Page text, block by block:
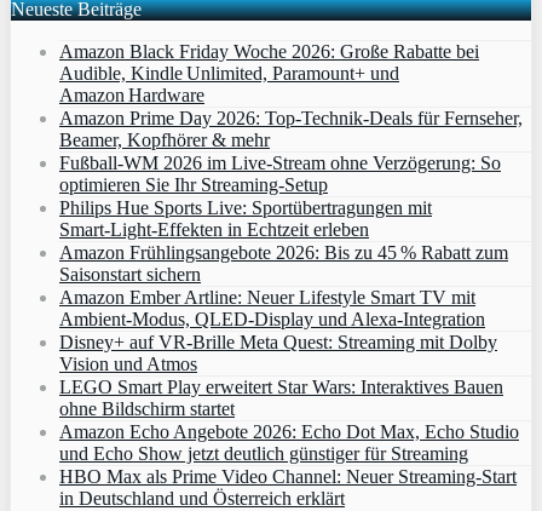
Neueste Beiträge
Amazon Black Friday Woche 2026: Große Rabatte bei
Audible, Kindle Unlimited, Paramount+ und
Amazon Hardware
Amazon Prime Day 2026: Top-Technik-Deals für Fernseher,
Beamer, Kopfhörer & mehr
Fußball-WM 2026 im Live-Stream ohne Verzögerung: So
optimieren Sie Ihr Streaming-Setup
Philips Hue Sports Live: Sportübertragungen mit
Smart‑Light‑Effekten in Echtzeit erleben
Amazon Frühlingsangebote 2026: Bis zu 45 % Rabatt zum
Saisonstart sichern
Amazon Ember Artline: Neuer Lifestyle Smart TV mit
Ambient‑Modus, QLED‑Display und Alexa‑Integration
Disney+ auf VR-Brille Meta Quest: Streaming mit Dolby
Vision und Atmos
LEGO Smart Play erweitert Star Wars: Interaktives Bauen
ohne Bildschirm startet
Amazon Echo Angebote 2026: Echo Dot Max, Echo Studio
und Echo Show jetzt deutlich günstiger für Streaming
HBO Max als Prime Video Channel: Neuer Streaming‑Start
in Deutschland und Österreich erklärt